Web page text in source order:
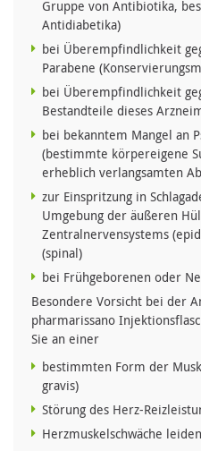
Gruppe von Antibiotika,
Antidiabetika)
bei Überempfindlichkeit
Parabene
bei Überempfindlichkeit
Bestandteile dieses
bei bekanntem Mangel an
(bestimmte körpereigene
erheblich verlangsamten
zur Einspritzung in
Umgebung der äußeren
Zentralnervensystems
(spinal)
bei Frühgeborenen oder
Besondere Vorsicht bei der
pharmarissano
Sie an einer
bestimmten Form der
gravis)
Störung des Herz-
Herzmuskelschwäche